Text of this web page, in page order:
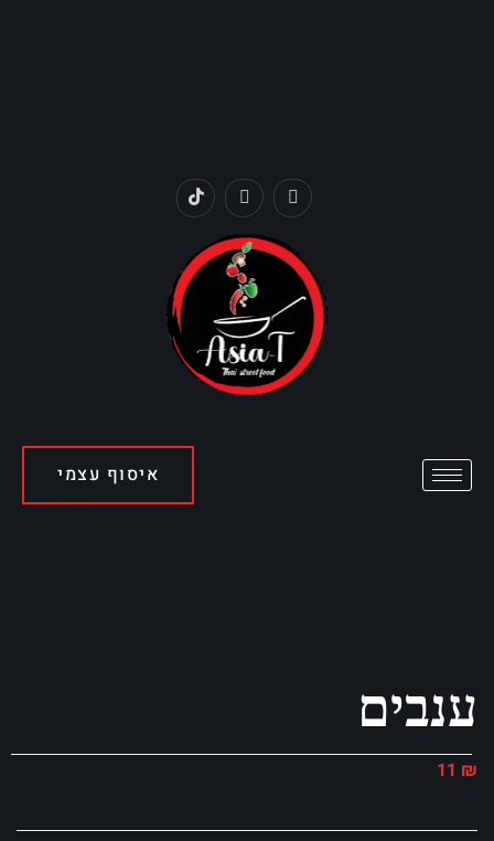
איסוף עצמי
ענבים
11 ₪